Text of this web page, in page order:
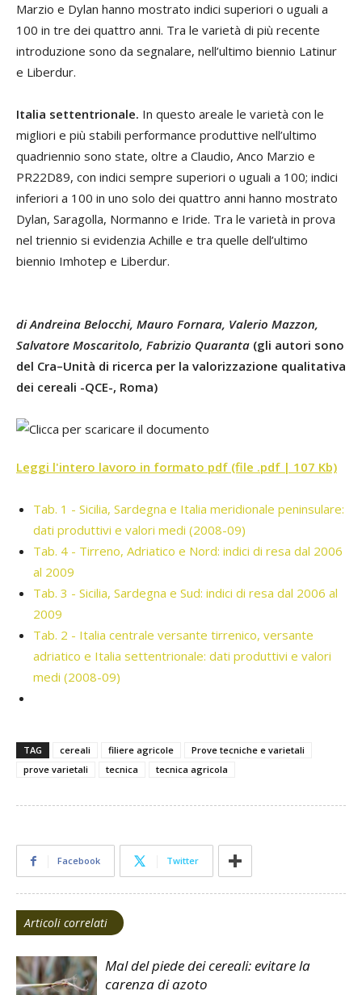
Marzio e Dylan hanno mostrato indici superiori o uguali a
100 in tre dei quattro anni. Tra le varietà di più recente
introduzione sono da segnalare, nell’ultimo biennio Latinur
e Liberdur.
Italia settentrionale. In questo areale le varietà con le
migliori e più stabili performance produttive nell’ultimo
quadriennio sono state, oltre a Claudio, Anco Marzio e
PR22D89, con indici sempre superiori o uguali a 100; indici
inferiori a 100 in uno solo dei quattro anni hanno mostrato
Dylan, Saragolla, Normanno e Iride. Tra le varietà in prova
nel triennio si evidenzia Achille e tra quelle dell’ultimo
biennio Imhotep e Liberdur.
di Andreina Belocchi, Mauro Fornara, Valerio Mazzon,
Salvatore Moscaritolo, Fabrizio Quaranta (gli autori sono
del Cra–Unità di ricerca per la valorizzazione qualitativa
dei cereali -QCE-, Roma)
Leggi l'intero lavoro in formato pdf (file .pdf | 107 Kb)
Tab. 1 - Sicilia, Sardegna e Italia meridionale peninsulare:
dati produttivi e valori medi (2008-09)
Tab. 4 - Tirreno, Adriatico e Nord: indici di resa dal 2006
al 2009
Tab. 3 - Sicilia, Sardegna e Sud: indici di resa dal 2006 al
2009
Tab. 2 - Italia centrale versante tirrenico, versante
adriatico e Italia settentrionale: dati produttivi e valori
medi (2008-09)
TAG cereali filiere agricole
Prove tecniche e varietali
prove varietali
tecnica tecnica agricola
Facebook Twitter
Articoli correlati
Mal del piede dei cereali: evitare la
carenza di azoto